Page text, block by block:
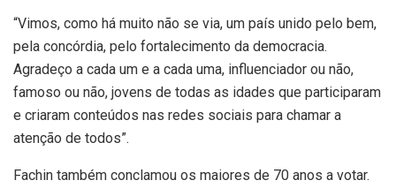
“Vimos, como há muito não se via, um país unido pelo bem,
pela concórdia, pelo fortalecimento da democracia.
Agradeço a cada um e a cada uma, influenciador ou não,
famoso ou não, jovens de todas as idades que participaram
e criaram conteúdos nas redes sociais para chamar a
atenção de todos”.
Fachin também conclamou os maiores de 70 anos a votar.